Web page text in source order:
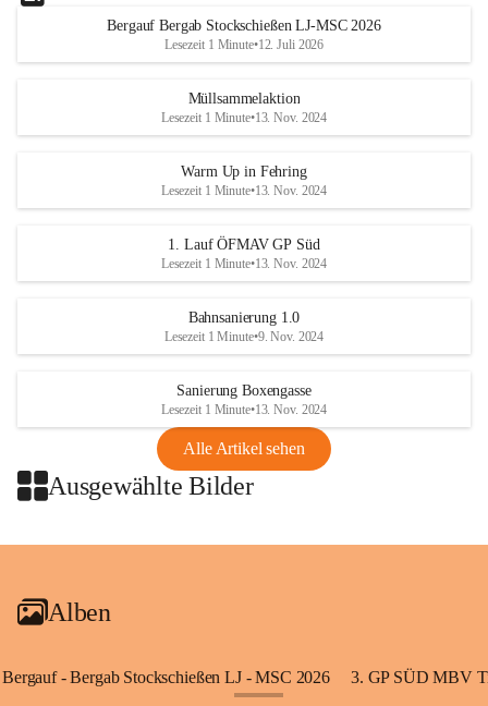
Bergauf Bergab Stockschießen LJ-MSC 2026
Lesezeit 1 Minute•12. Juli 2026
Müllsammelaktion
Lesezeit 1 Minute•13. Nov. 2024
Warm Up in Fehring
Lesezeit 1 Minute•13. Nov. 2024
1. Lauf ÖFMAV GP Süd
Lesezeit 1 Minute•13. Nov. 2024
Bahnsanierung 1.0
Lesezeit 1 Minute•9. Nov. 2024
Sanierung Boxengasse
Lesezeit 1 Minute•13. Nov. 2024
Alle Artikel sehen
Ausgewählte Bilder
+2
Alben
Bergauf - Bergab Stockschießen LJ - MSC 2026 3. GP SÜD MBV